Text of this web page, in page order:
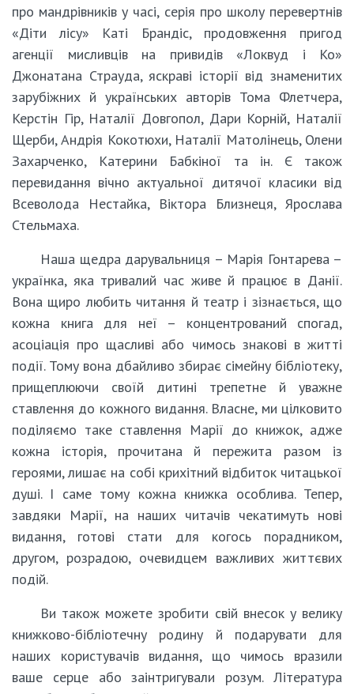
про мандрівників у часі, серія про школу перевертнів
«Діти лісу» Каті Брандіс, продовження пригод
агенції мисливців на привидів «Локвуд і Ко»
Джонатана Страуда, яскраві історії від знаменитих
зарубіжних й українських авторів Тома Флетчера,
Керстін Гір, Наталії Довгопол, Дари Корній, Наталії
Щерби, Андрія Кокотюхи, Наталії Матолінець, Олени
Захарченко, Катерини Бабкіної та ін. Є також
перевидання вічно актуальної дитячої класики від
Всеволода Нестайка, Віктора Близнеця, Ярослава
Стельмаха.
Наша щедра дарувальниця – Марія Гонтарева –
українка, яка тривалий час живе й працює в Данії.
Вона щиро любить читання й театр і зізнається, що
кожна книга для неї – концентрований спогад,
асоціація про щасливі або чимось знакові в житті
події. Тому вона дбайливо збирає сімейну бібліотеку,
прищеплюючи своїй дитині трепетне й уважне
ставлення до кожного видання. Власне, ми цілковито
поділяємо таке ставлення Марії до книжок, адже
кожна історія, прочитана й пережита разом із
героями, лишає на собі крихітний відбиток читацької
душі. І саме тому кожна книжка особлива. Тепер,
завдяки Марії, на наших читачів чекатимуть нові
видання, готові стати для когось порадником,
другом, розрадою, очевидцем важливих життєвих
подій.
Ви також можете зробити свій внесок у велику
книжково-бібліотечну родину й подарувати для
наших користувачів видання, що чимось вразили
ваше серце або заінтригували розум. Література